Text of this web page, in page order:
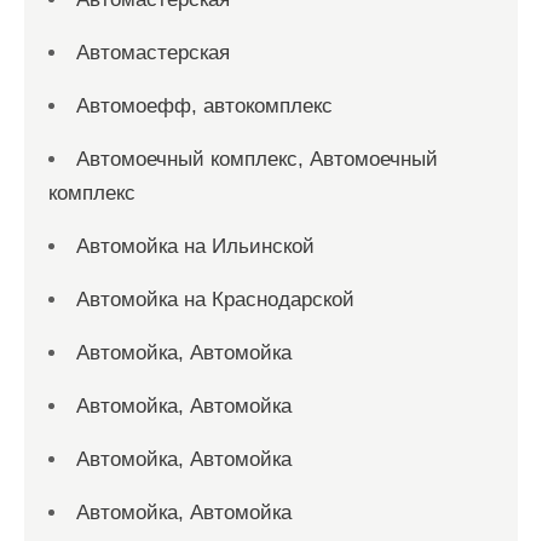
Автомастерская
Автомоефф, автокомплекс
Автомоечный комплекс, Автомоечный
комплекс
Автомойка на Ильинской
Автомойка на Краснодарской
Автомойка, Автомойка
Автомойка, Автомойка
Автомойка, Автомойка
Автомойка, Автомойка